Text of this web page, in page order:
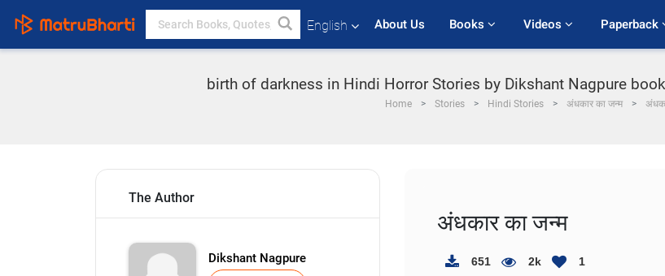
English About Us Books Videos Paperback
birth of darkness in Hindi Horror Stories by Dikshant Nagpure
Home Stories Hindi Stories अंधकार का जन्म
The Author
Dikshant Nagpure
अंधकार का जन्म
651 2k 1